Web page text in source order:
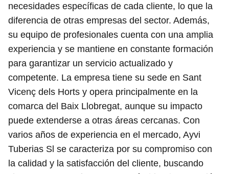
necesidades específicas de cada cliente, lo que la
diferencia de otras empresas del sector. Además,
su equipo de profesionales cuenta con una amplia
experiencia y se mantiene en constante formación
para garantizar un servicio actualizado y
competente. La empresa tiene su sede en Sant
Vicenç dels Horts y opera principalmente en la
comarca del Baix Llobregat, aunque su impacto
puede extenderse a otras áreas cercanas. Con
varios años de experiencia en el mercado, Ayvi
Tuberias Sl se caracteriza por su compromiso con
la calidad y la satisfacción del cliente, buscando